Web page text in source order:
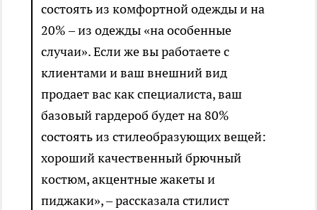
состоять из комфортной одежды и на
20% – из одежды «на особенные
случаи». Если же вы работаете с
клиентами и ваш внешний вид
продает вас как специалиста, ваш
базовый гардероб будет на 80%
состоять из стилеобразующих вещей:
хороший качественный брючный
костюм, акцентные жакеты и
пиджаки», – рассказала стилист